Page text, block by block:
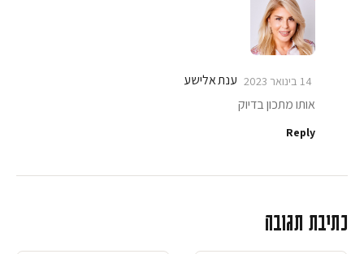
ענת אלישע 14 בינואר 2023
אותו מתכון בדיוק
Reply
כתיבת תגובה